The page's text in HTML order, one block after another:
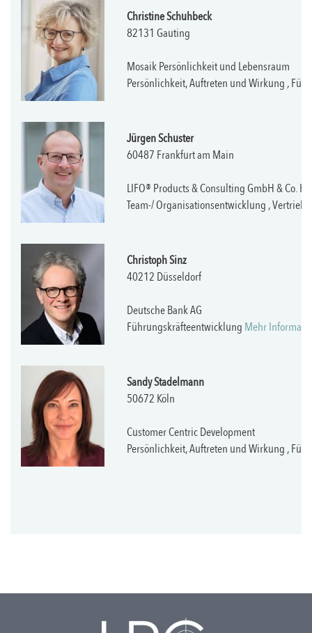
Christine Schuhbeck
82131 Gauting
Mosaik Persönlichkeit und Lebensraum
Persönlichkeit, Auftreten und Wirkung ,
Jürgen Schuster
60487 Frankfurt am Main
LIFO® Products & Consulting GmbH & Co. KG
Team-/ Organisationsentwicklung ,
Christoph Sinz
40212 Düsseldorf
Deutsche Bank AG
Führungskräfteentwicklung Mehr
Sandy Stadelmann
50672 Köln
Customer Centric Development
Persönlichkeit, Auftreten und Wirkung ,